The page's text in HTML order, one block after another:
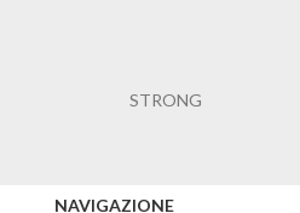
STRONG
NAVIGAZIONE